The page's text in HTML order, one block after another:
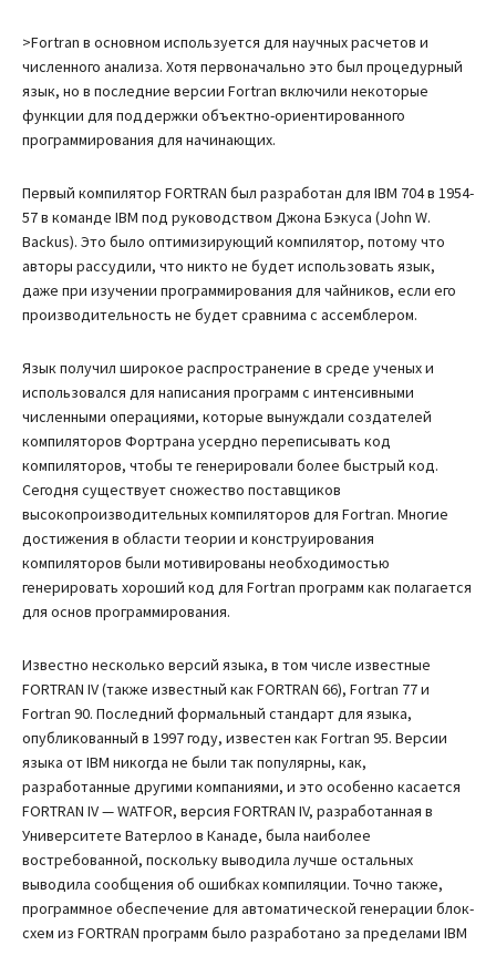
>Fortran в основном используется для научных расчетов и
численного анализа. Хотя первоначально это был процедурный
язык, но в последние версии Fortran включили некоторые
функции для поддержки объектно-ориентированного
программирования для начинающих.
Первый компилятор FORTRAN был разработан для IBM 704 в 1954-
57 в команде IBM под руководством Джона Бэкуса (John W.
Backus). Это было оптимизирующий компилятор, потому что
авторы рассудили, что никто не будет использовать язык,
даже при изучении программирования для чайников, если его
производительность не будет сравнима с ассемблером.
Язык получил широкое распространение в среде ученых и
использовался для написания программ с интенсивными
численными операциями, которые вынуждали создателей
компиляторов Фортрана усердно переписывать код
компиляторов, чтобы те генерировали более быстрый код.
Сегодня существует сножество поставщиков
высокопроизводительных компиляторов для Fortran. Многие
достижения в области теории и конструирования
компиляторов были мотивированы необходимостью
генерировать хороший код для Fortran программ как полагается
для основ программирования.
Известно несколько версий языка, в том числе известные
FORTRAN IV (также известный как FORTRAN 66), Fortran 77 и
Fortran 90. Последний формальный стандарт для языка,
опубликованный в 1997 году, известен как Fortran 95. Версии
языка от IBM никогда не были так популярны, как,
разработанные другими компаниями, и это особенно касается
FORTRAN IV — WATFOR, версия FORTRAN IV, разработанная в
Университете Ватерлоо в Канаде, была наиболее
востребованной, поскольку выводила лучше остальных
выводила сообщения об ошибках компиляции. Точно также,
программное обеспечение для автоматической генерации блок-
схем из FORTRAN программ было разработано за пределами IBM